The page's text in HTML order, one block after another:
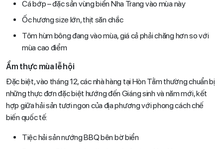
Cá bớp – đặc sản vùng biển Nha Trang vào mùa này
Ốc hương size lớn, thịt săn chắc
Tôm hùm bông đang vào mùa, giá cả phải chăng hơn so với
mùa cao điểm
Ẩm thực mùa lễ hội
Đặc biệt, vào tháng 12, các nhà hàng tại Hòn Tằm thường chuẩn bị
những thực đơn đặc biệt hướng đến Giáng sinh và năm mới, kết
hợp giữa hải sản tươi ngon của địa phương với phong cách chế
biến quốc tế:
Tiệc hải sản nướng BBQ bên bờ biển